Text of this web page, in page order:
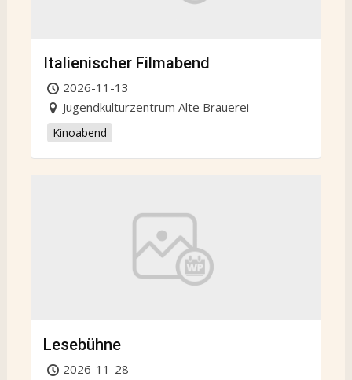
Italienischer Filmabend
2026-11-13
Jugendkulturzentrum Alte Brauerei
Kinoabend
Lesebühne
2026-11-28